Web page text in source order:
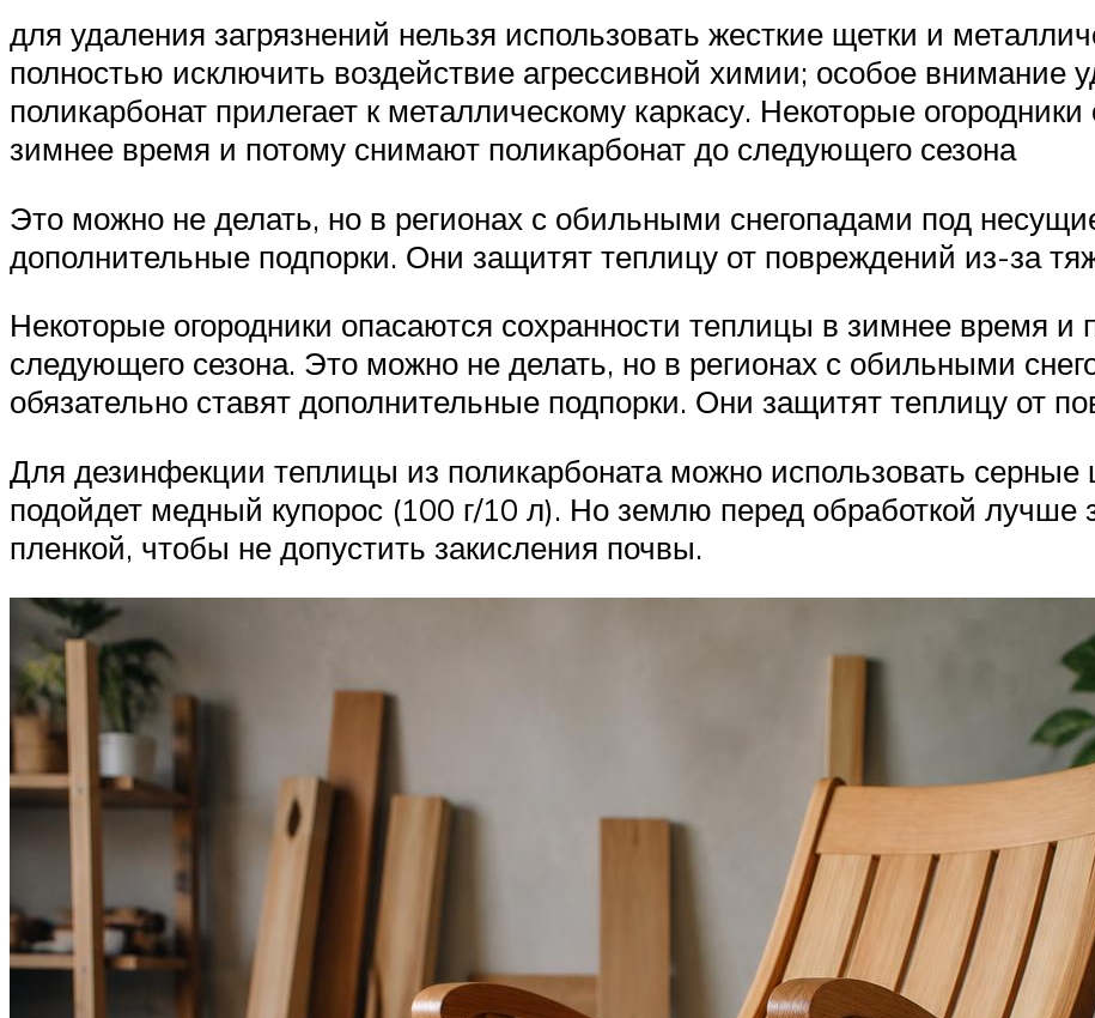
для удаления загрязнений нельзя использовать жесткие щетки и
полностью исключить воздействие агрессивной химии; особое внимание
поликарбонат прилегает к металлическому каркасу. Некоторые
зимнее время и потому снимают поликарбонат до следующего сезона
Это можно не делать, но в регионах с обильными снегопадами под
дополнительные подпорки. Они защитят теплицу от повреждений из-за
Некоторые огородники опасаются сохранности теплицы в зимнее время
следующего сезона. Это можно не делать, но в регионах с обильными
обязательно ставят дополнительные подпорки. Они защитят теплицу от
Для дезинфекции теплицы из поликарбоната можно использовать
подойдет медный купорос (100 г/10 л). Но землю перед обработкой лучше
пленкой, чтобы не допустить закисления почвы.